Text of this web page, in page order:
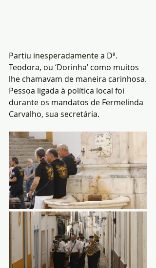
Partiu inesperadamente a Dª.
Teodora, ou ‘Dorinha’ como muitos
lhe chamavam de maneira carinhosa.
Pessoa ligada à política local foi
durante os mandatos de Fermelinda
Carvalho, sua secretária.